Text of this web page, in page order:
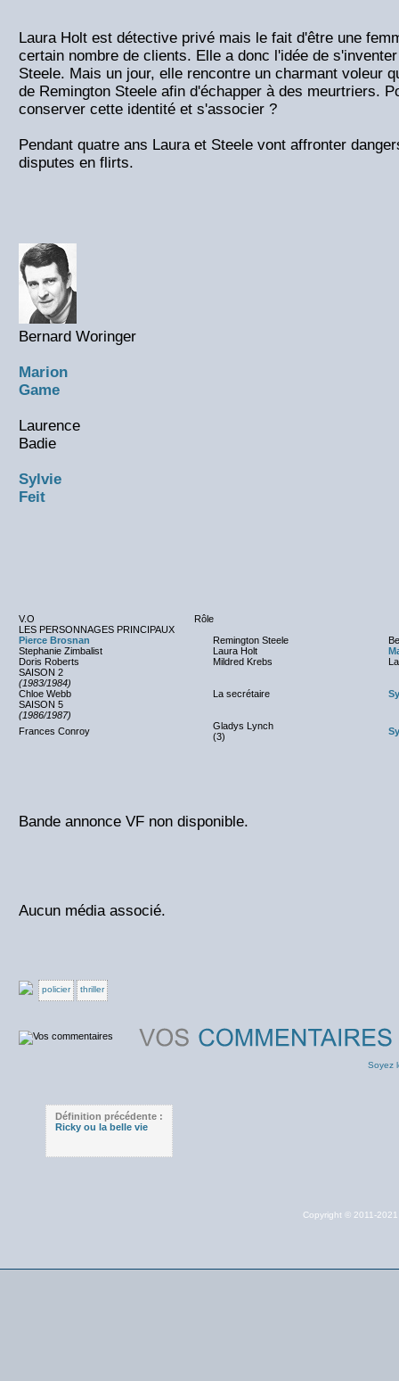
Laura Holt est détective privé mais le fait d'être une
certain nombre de clients. Elle a donc l'idée de
Steele. Mais un jour, elle rencontre un charmant voleur
de Remington Steele afin d'échapper à des meurtriers.
conserver cette identité et s'associer ?
Pendant quatre ans Laura et Steele vont affronter
disputes en flirts.
Bernard Woringer
Marion
Game
Laurence
Badie
Sylvie
Feit
V.O
Rôle
LES PERSONNAGES PRINCIPAUX
Pierce Brosnan
Remington Steele
Stephanie Zimbalist
Laura Holt
Doris Roberts
Mildred Krebs
SAISON 2
(1983/1984)
Chloe Webb
La secrétaire
SAISON 5
(1986/1987)
Frances Conroy
Gladys Lynch
(3)
Bande annonce VF non disponible.
Aucun média associé.
policier thriller
Soyez
Définition précédente :
Ricky ou la belle vie
Copyright © 2011-